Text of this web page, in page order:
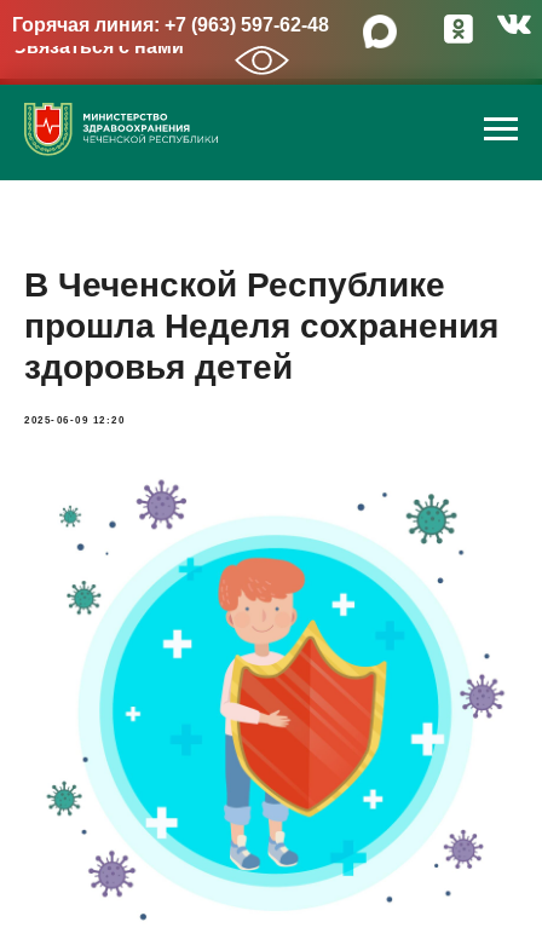
Горячая линия: +7 (963) 597-62-48
Связаться с нами
→
В Чеченской Республике
прошла Неделя сохранения
здоровья детей
2025-06-09 12:20